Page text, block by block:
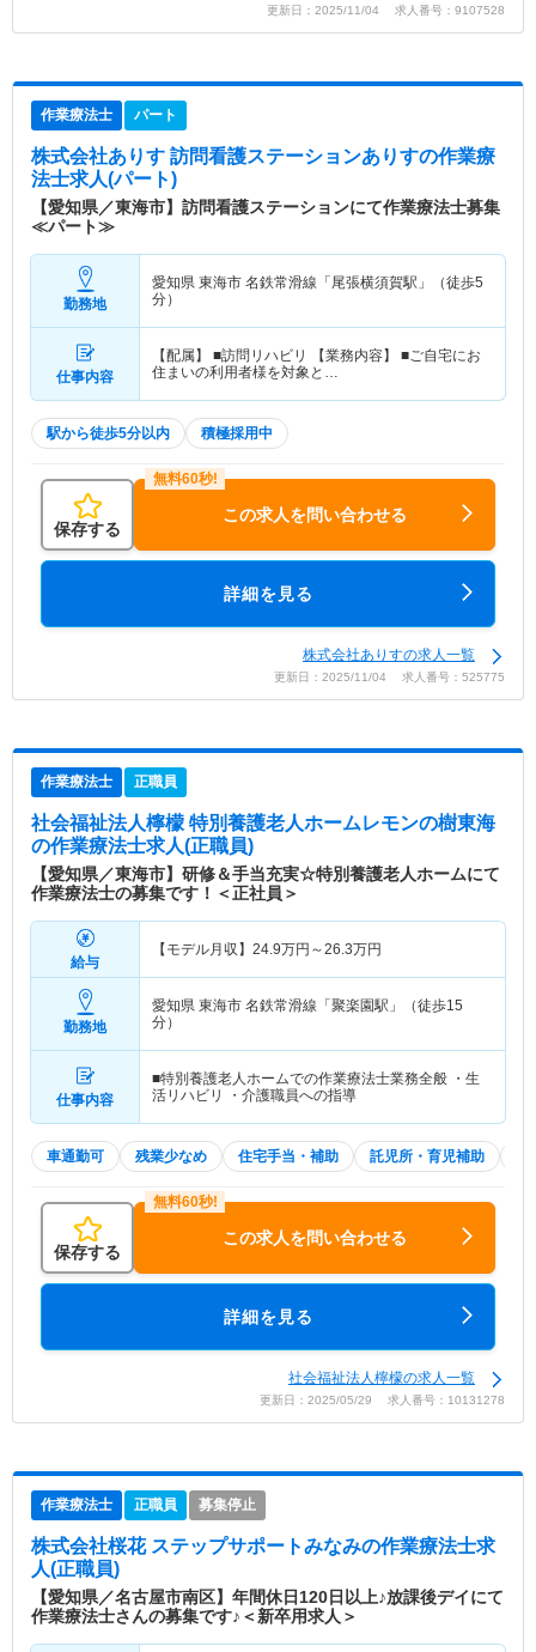
更新日：2025/11/04 求人番号：9107528
作業療法士 パート
株式会社ありす 訪問看護ステーションありすの作業療
法士求人(パート)
【愛知県／東海市】訪問看護ステーションにて作業療法士募集
≪パート≫
勤務地
愛知県 東海市 名鉄常滑線「尾張横須賀駅」（徒歩5
分）
仕事内容
【配属】 ■訪問リハビリ 【業務内容】 ■ご自宅にお
住まいの利用者様を対象と…
駅から徒歩5分以内 積極採用中
保存する
この求人を問い合わせる
詳細を見る
株式会社ありすの求人一覧
更新日：2025/11/04 求人番号：525775
作業療法士 正職員
社会福祉法人檸檬 特別養護老人ホームレモンの樹東海
の作業療法士求人(正職員)
【愛知県／東海市】研修＆手当充実☆特別養護老人ホームにて
作業療法士の募集です！＜正社員＞
給与
【モデル月収】 24.9万円～26.3万円
勤務地
愛知県 東海市 名鉄常滑線「聚楽園駅」（徒歩15
分）
仕事内容
■特別養護老人ホームでの作業療法士業務全般 ・生
活リハビリ ・介護職員への指導
車通勤可 残業少なめ 住宅手当・補助 託児所・育児補助
保存する
この求人を問い合わせる
詳細を見る
社会福祉法人檸檬の求人一覧
更新日：2025/05/29 求人番号：10131278
作業療法士 正職員 募集停止
株式会社桜花 ステップサポートみなみの作業療法士求
人(正職員)
【愛知県／名古屋市南区】年間休日120日以上♪放課後デイにて
作業療法士さんの募集です♪＜新卒用求人＞